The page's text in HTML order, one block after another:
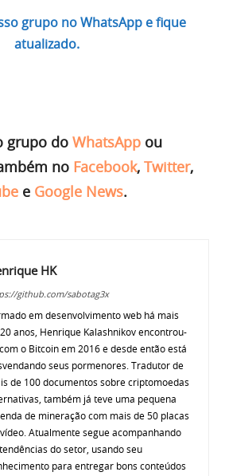
grupo no WhatsApp e fique
atualizado.
grupo do WhatsApp ou
no Facebook, Twitter,
e Google News.
HK
github.com/sabotag3x
em desenvolvimento web há mais
anos, Henrique Kalashnikov encontrou-
o Bitcoin em 2016 e desde então está
seus pormenores. Tradutor de
de 100 documentos sobre criptomoedas
também já teve uma pequena
de mineração com mais de 50 placas
Atualmente segue acompanhando
do setor, usando seu
para entregar bons conteúdos